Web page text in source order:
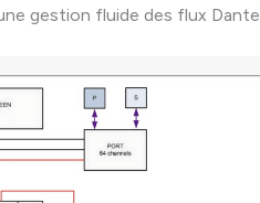
gestion fluide des flux Dante.